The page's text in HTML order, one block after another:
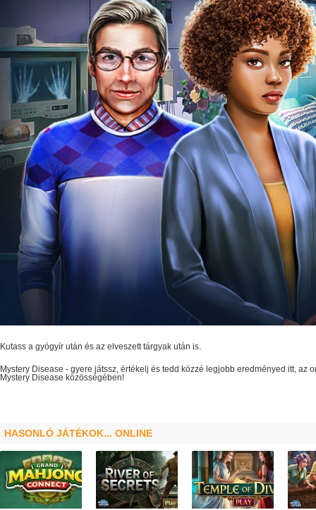
Kutass a gyógyír után és az elveszett tárgyak után is.
Mystery Disease - gyere játssz, értékelj és tedd közzé legjobb eredményed itt, az
Mystery Disease közösségében!
HASONLÓ JÁTÉKOK... ONLINE